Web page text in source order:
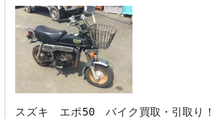
スズキ エポ50 バイク買取・引取り